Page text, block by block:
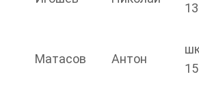
Матасов Антон